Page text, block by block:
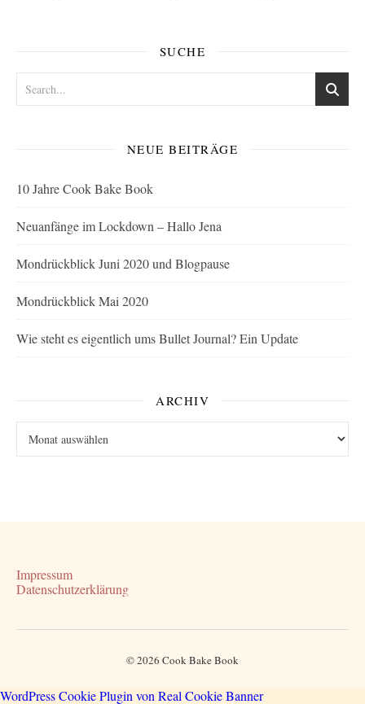
SUCHE
NEUE BEITRÄGE
10 Jahre Cook Bake Book
Neuanfänge im Lockdown – Hallo Jena
Mondrückblick Juni 2020 und Blogpause
Mondrückblick Mai 2020
Wie steht es eigentlich ums Bullet Journal? Ein Update
ARCHIV
Impressum
Datenschutzerklärung
© 2026 Cook Bake Book
WordPress Cookie Plugin von Real Cookie Banner